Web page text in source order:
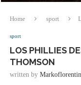
Home sport
sport
LOS PHILLIES
THOMSON
written by